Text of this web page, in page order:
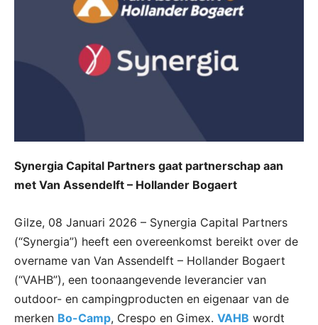
Synergia Capital Partners gaat partnerschap aan
met Van Assendelft – Hollander Bogaert
Gilze, 08 Januari 2026 – Synergia Capital Partners
(“Synergia”) heeft een overeenkomst bereikt over de
overname van Van Assendelft – Hollander Bogaert
(“VAHB”), een toonaangevende leverancier van
outdoor- en campingproducten en eigenaar van de
merken Bo-Camp, Crespo en Gimex. VAHB wordt